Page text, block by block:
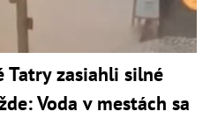
Tatry zasiahli silné
Voda v mestách sa